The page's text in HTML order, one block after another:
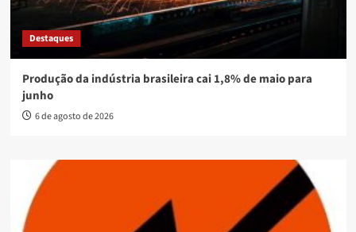
Destaques
Produção da indústria brasileira cai 1,8% de maio para
junho
6 de agosto de 2026